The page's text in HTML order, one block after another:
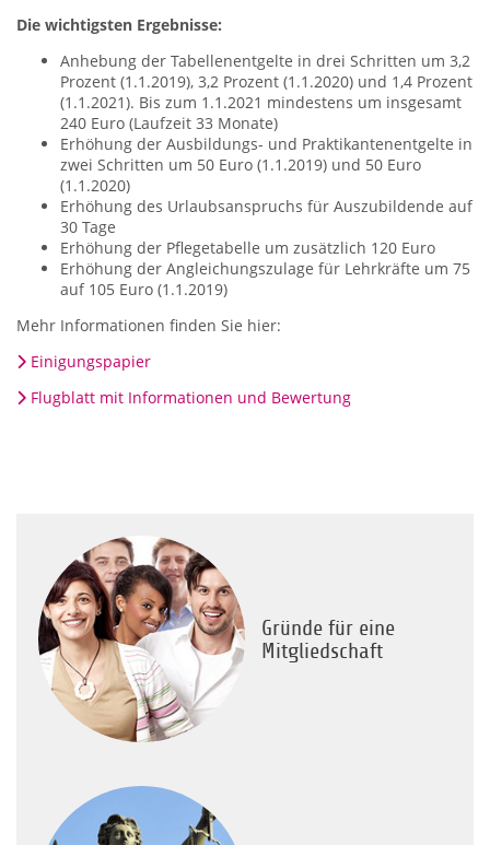
Die wichtigsten Ergebnisse:
Anhebung der Tabellenentgelte in drei Schritten um 3,2
Prozent (1.1.2019), 3,2 Prozent (1.1.2020) und 1,4 Prozent
(1.1.2021). Bis zum 1.1.2021 mindestens um insgesamt
240 Euro (Laufzeit 33 Monate)
Erhöhung der Ausbildungs- und Praktikantenentgelte in
zwei Schritten um 50 Euro (1.1.2019) und 50 Euro
(1.1.2020)
Erhöhung des Urlaubsanspruchs für Auszubildende auf
30 Tage
Erhöhung der Pflegetabelle um zusätzlich 120 Euro
Erhöhung der Angleichungszulage für Lehrkräfte um 75
auf 105 Euro (1.1.2019)
Mehr Informationen finden Sie hier:
Einigungspapier
Flugblatt mit Informationen und Bewertung
Gründe für eine
Mitgliedschaft